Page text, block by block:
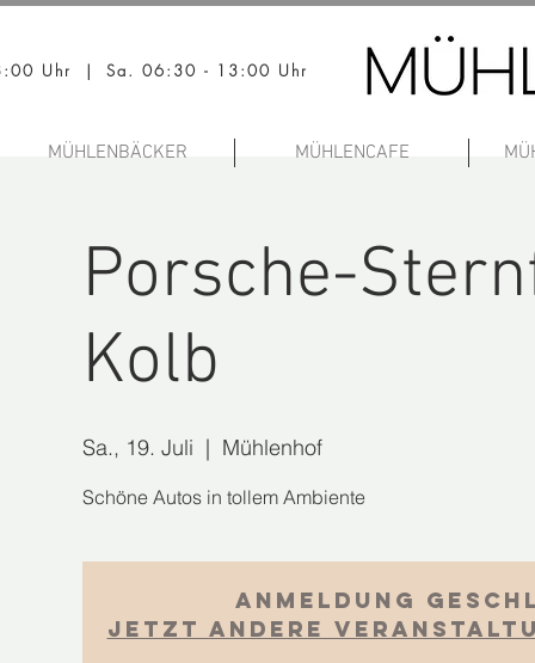
Uhr | Sa. 06:30 - 13:00 Uhr
MÜHLENBÄCKER MÜHLENCAFE
Porsche-
Kolb
Sa., 19. Juli
  |
Mühlenhof
Schöne Autos in tollem Ambiente
Anmeldung
Jetzt andere